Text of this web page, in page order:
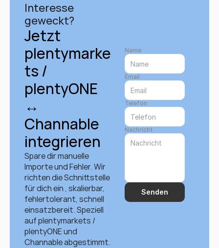
Interesse
geweckt?
Jetzt
plentymarke
ts /
plentyONE
↔
Channable
integrieren
Spare dir manuelle
Importe und Fehler. Wir
richten die Schnittstelle
für dich ein , skalierbar,
fehlertolerant, schnell
einsatzbereit. Speziell
auf plentymarkets /
plentyONE und
Channable abgestimmt.
Name
Email
Telefon
Nachricht
Senden